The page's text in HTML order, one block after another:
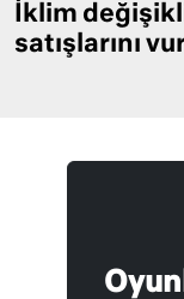
İklim
satışlarını